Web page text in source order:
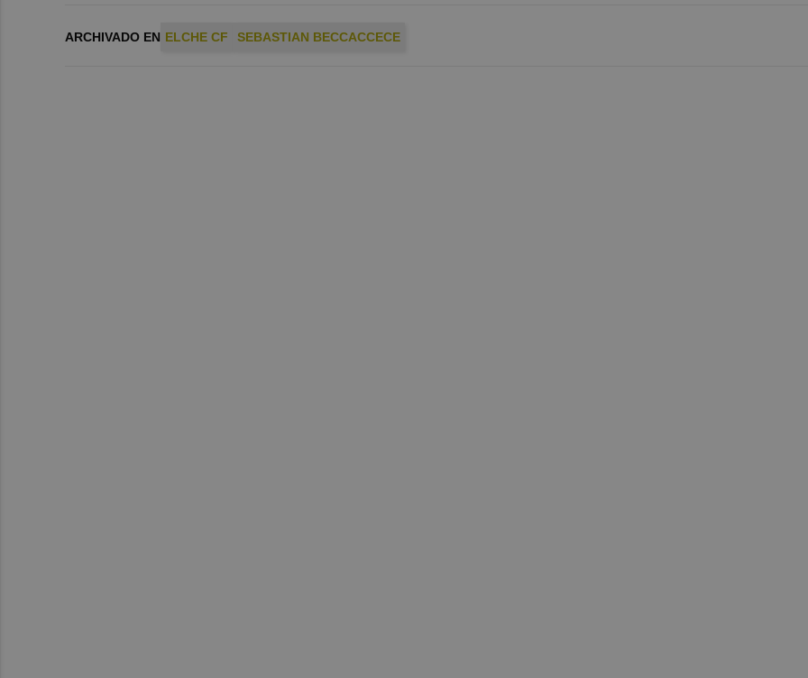
ARCHIVADO EN ELCHE CF SEBASTIAN BECCACCECE